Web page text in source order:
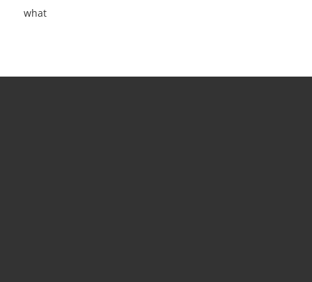
what